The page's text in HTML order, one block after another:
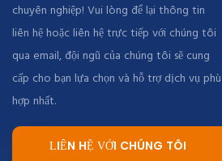
chuyên nghiệp! Vui lòng để lại thông tin
liên hệ hoặc liên hệ trực tiếp với chúng tôi
qua email, đội ngũ của chúng tôi sẽ cung
cấp cho bạn lựa chọn và hỗ trợ dịch vụ phù
hợp nhất.
LIÊN HỆ VỚI CHÚNG TÔI